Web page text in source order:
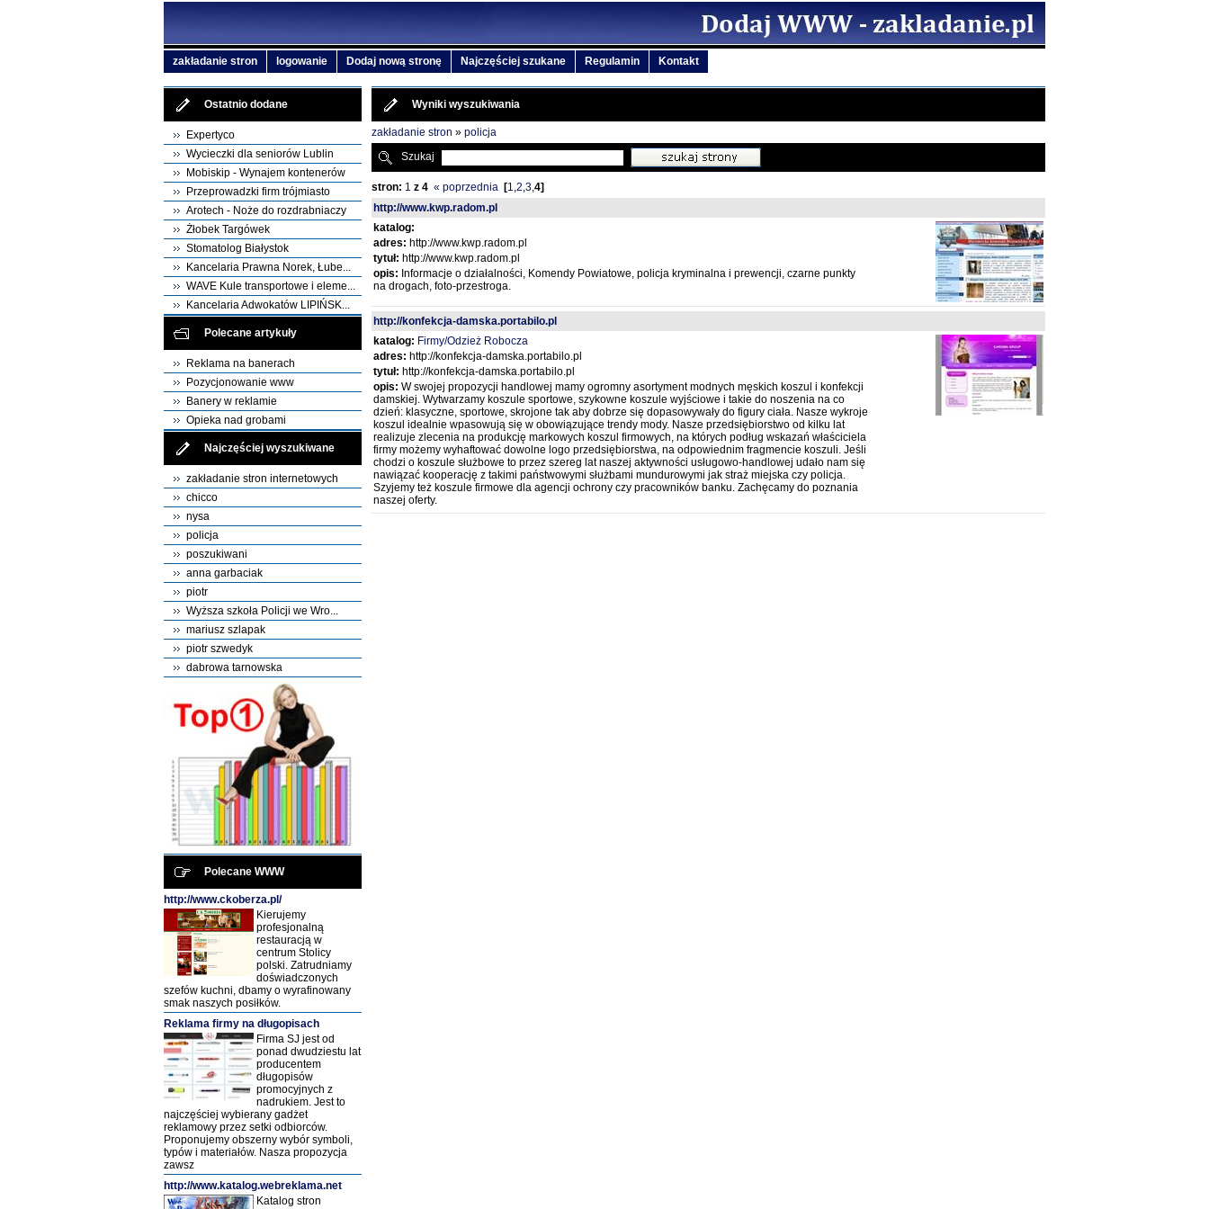
zakładanie stron logowanie Dodaj nową stronę Najczęściej szukane Regulamin Kontakt
Wyniki wyszukiwania
zakładanie stron » policja
Szukaj
stron: 1 z 4 « poprzednia [1,2,3,4]
http://www.kwp.radom.pl
katalog:
adres: http://www.kwp.radom.pl
tytuł: http://www.kwp.radom.pl
opis: Informacje o działalności, Komendy Powiatowe, policja kryminalna i prewencji, czarne punkty
na drogach, foto-przestroga.
http://konfekcja-damska.portabilo.pl
katalog: Firmy/Odzież Robocza
adres: http://konfekcja-damska.portabilo.pl
tytuł: http://konfekcja-damska.portabilo.pl
opis: W swojej propozycji handlowej mamy ogromny asortyment modnych męskich koszul i konfekcji
damskiej. Wytwarzamy koszule sportowe, szykowne koszule wyjściowe i takie do noszenia na co
dzień: klasyczne, sportowe, skrojone tak aby dobrze się dopasowywały do figury ciała. Nasze wykroje
koszul idealnie wpasowują się w obowiązujące trendy mody. Nasze przedsiębiorstwo od kilku lat
realizuje zlecenia na produkcję markowych koszul firmowych, na których podług wskazań właściciela
firmy możemy wyhaftować dowolne logo przedsiębiorstwa, na odpowiednim fragmencie koszuli. Jeśli
chodzi o koszule służbowe to przez szereg lat naszej aktywności usługowo-handlowej udało nam się
nawiązać kooperację z takimi państwowymi służbami mundurowymi jak straż miejska czy policja.
Szyjemy też koszule firmowe dla agencji ochrony czy pracowników banku. Zachęcamy do poznania
naszej oferty.
Ostatnio dodane
Expertyco
Wycieczki dla seniorów Lublin
Mobiskip - Wynajem kontenerów
Przeprowadzki firm trójmiasto
Arotech - Noże do rozdrabniaczy
Żłobek Targówek
Stomatolog Białystok
Kancelaria Prawna Norek, Łube...
WAVE Kule transportowe i eleme...
Kancelaria Adwokatów LIPIŃSK...
Polecane artykuły
Reklama na banerach
Pozycjonowanie www
Banery w reklamie
Opieka nad grobami
Najczęściej wyszukiwane
zakładanie stron internetowych
chicco
nysa
policja
poszukiwani
anna garbaciak
piotr
Wyższa szkoła Policji we Wro...
mariusz szlapak
piotr szwedyk
dabrowa tarnowska
Polecane WWW
http://www.ckoberza.pl/
Kierujemy
profesjonalną
restauracją w
centrum Stolicy
polski. Zatrudniamy
doświadczonych
szefów kuchni, dbamy o wyrafinowany
smak naszych posiłków.
Reklama firmy na długopisach
Firma SJ jest od
ponad dwudziestu lat
producentem
długopisów
promocyjnych z
nadrukiem. Jest to
najczęściej wybierany gadżet
reklamowy przez setki odbiorców.
Proponujemy obszerny wybór symboli,
typów i materiałów. Nasza propozycja
zawsz
http://www.katalog.webreklama.net
Katalog stron